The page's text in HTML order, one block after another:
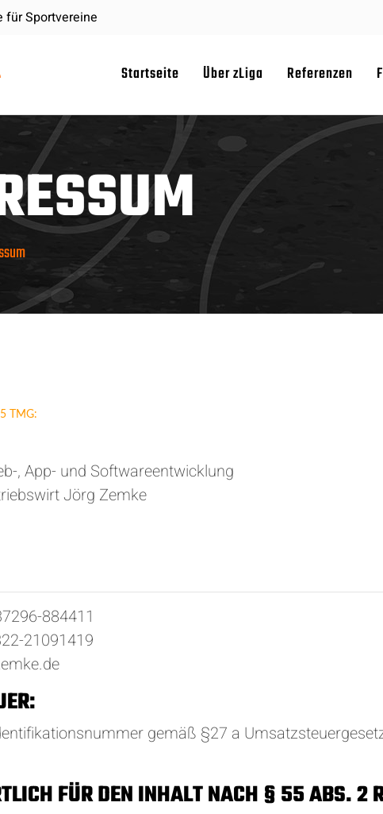
für Sportvereine
Startseite Über zLiga Referenzen
TMG:
, App- und Softwareentwicklung
Jörg Zemke
884411
21091419
gemäß §27 a
FÜR DEN INHALT NACH § 55 ABS. 2